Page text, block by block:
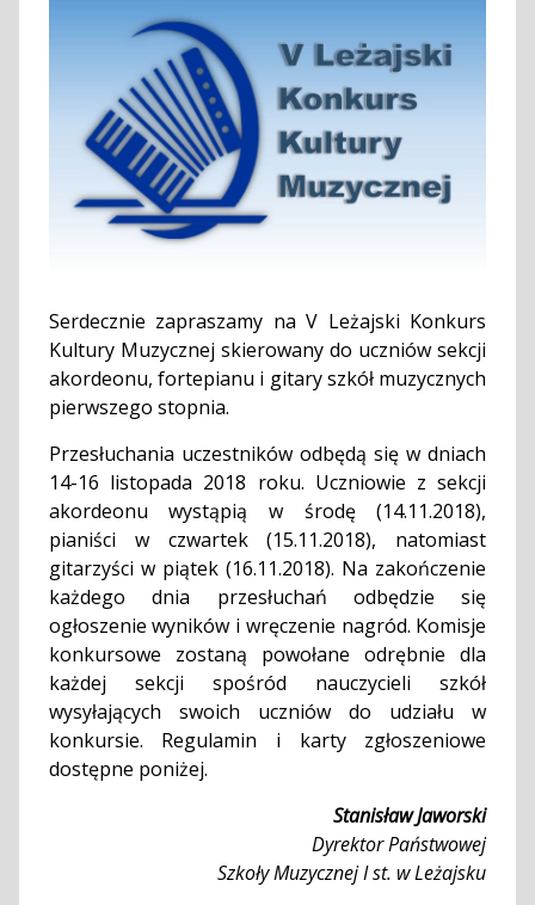
Serdecznie zapraszamy na V Leżajski Konkurs
Kultury Muzycznej skierowany do uczniów sekcji
akordeonu, fortepianu i gitary szkół muzycznych
pierwszego stopnia.
Przesłuchania uczestników odbędą się w dniach
14-16 listopada 2018 roku. Uczniowie z sekcji
akordeonu wystąpią w środę (14.11.2018),
pianiści w czwartek (15.11.2018), natomiast
gitarzyści w piątek (16.11.2018). Na zakończenie
każdego dnia przesłuchań odbędzie się
ogłoszenie wyników i wręczenie nagród. Komisje
konkursowe zostaną powołane odrębnie dla
każdej sekcji spośród nauczycieli szkół
wysyłających swoich uczniów do udziału w
konkursie. Regulamin i karty zgłoszeniowe
dostępne poniżej.
Stanisław Jaworski
Dyrektor Państwowej
Szkoły Muzycznej I st. w Leżajsku